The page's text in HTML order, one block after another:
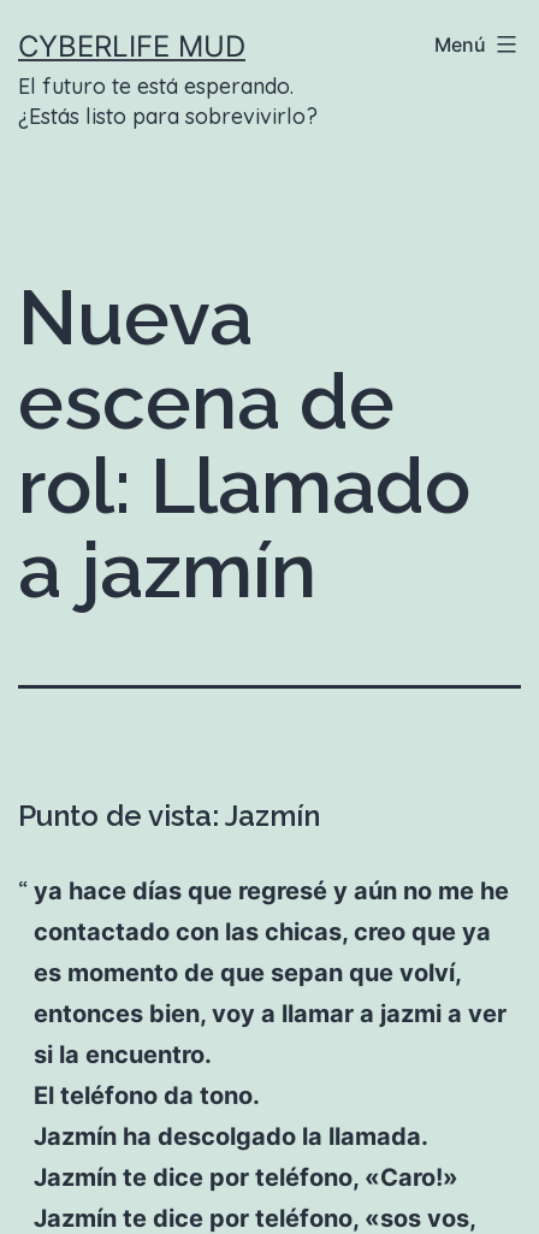
contenido
CYBERLIFE MUD
El futuro te está esperando.
¿Estás listo para sobrevivirlo?
Menú
Nueva
escena de
rol: Llamado
a jazmín
Punto de vista: Jazmín
ya hace días que regresé y aún no me he
contactado con las chicas, creo que ya
es momento de que sepan que volví,
entonces bien, voy a llamar a jazmi a ver
si la encuentro.
El teléfono da tono.
Jazmín ha descolgado la llamada.
Jazmín te dice por teléfono, «Caro!»
Jazmín te dice por teléfono, «sos vos,